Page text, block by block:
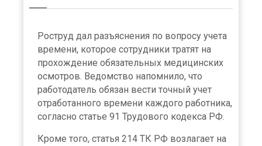
Роструд дал разъяснения по вопросу учета
времени, которое сотрудники тратят на
прохождение обязательных медицинских
осмотров. Ведомство напомнило, что
работодатель обязан вести точный учет
отработанного времени каждого работника,
согласно статье 91 Трудового кодекса РФ.
Кроме того, статья 214 ТК РФ возлагает на